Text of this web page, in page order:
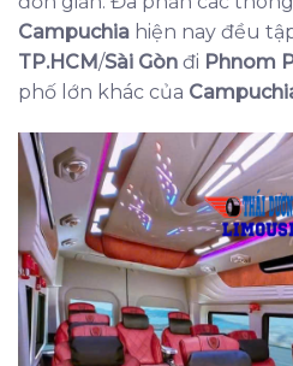
Campuchia hiện nay đều
TP.HCM/Sài Gòn đi Phnom
phố lớn khác của